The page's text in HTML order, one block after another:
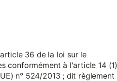
36 de la loi sur le
conformément à l'article 14 (1)
n° 524/2013 ; dit règlement